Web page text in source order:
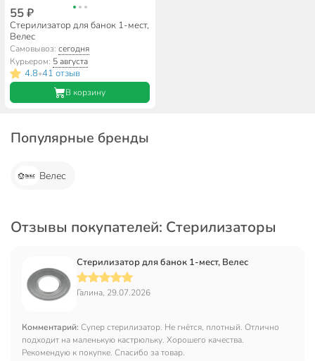
55 ₽
Стерилизатор для банок 1-мест,
Велес
Самовывоз:сегодня
Курьером: 5 августа
4.8•41 отзыв
В корзину
Популярные бренды
Велес
Отзывы покупателей: Стерилизаторы
Стерилизатор для банок 1-мест, Велес
Галина, 29.07.2026
Комментарий: Супер стерилизатор. Не гнётся, плотный. Отлично
подходит на маленькую кастрюльку. Хорошего качества.
Рекомендую к покупке. Спасибо за товар.